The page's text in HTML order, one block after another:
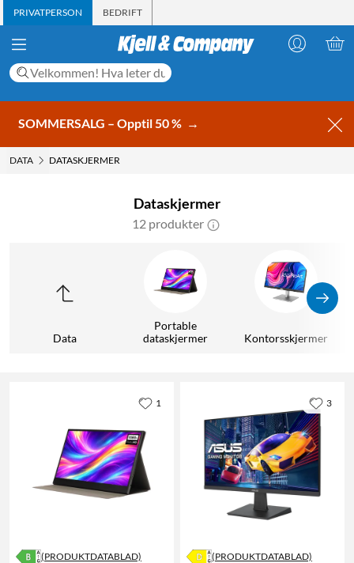
PRIVATPERSON BEDRIFT
SOMMERSALG – Opptil 50 % →
DATA DATASKJERMER
Dataskjermer
12 produkter
Data
Portable
dataskjermer
Kontorsskjermer
(PRODUKTDATABLAD)
1
(PRODUKTDATABLAD)
3